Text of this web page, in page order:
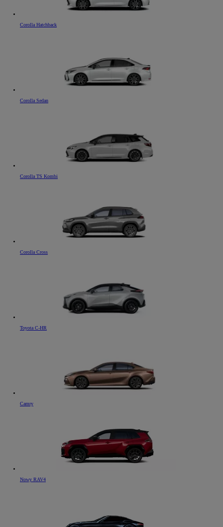
Corolla Hatchback
Corolla Sedan
Corolla TS Kombi
Corolla Cross
Toyota C-HR
Camry
Nowy RAV4